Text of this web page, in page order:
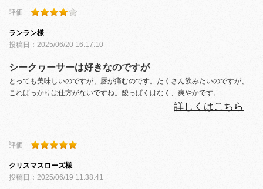
評価
ランラン様
投稿日： 2025/06/20 16:17:10
シークヮーサーは好きなのですが
とっても美味しいのですが、唇が痛むのです。たくさん飲みたいのですが、
こればっかりは仕方がないですね。酸っぱくはなく、爽やかです。
詳しくはこちら
評価
クリスマスローズ様
投稿日： 2025/06/19 11:38:41